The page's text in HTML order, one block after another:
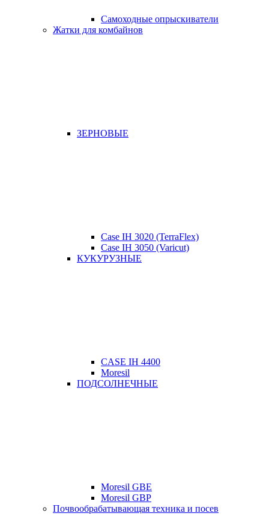
Самоходные опрыскиватели
Жатки для комбайнов
ЗЕРНОВЫЕ
Case IH 3020 (TerraFlex)
Case IH 3050 (Varicut)
КУКУРУЗНЫЕ
CASE IH 4400
Moresil
ПОДСОЛНЕЧНЫЕ
Moresil GBE
Moresil GBP
Почвообрабатывающая техника и посев